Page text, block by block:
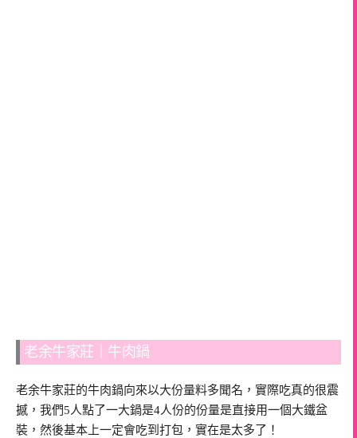
老余牛家莊｜牛肉鍋
老余牛家莊的牛肉鍋向來以大份量料多聞名，實際吃真的很震
撼，我們5人點了一大鍋是4人份的份量是直接用一個大鐵盆
裝，然後基本上一定會吃到打包，實在是太多了！